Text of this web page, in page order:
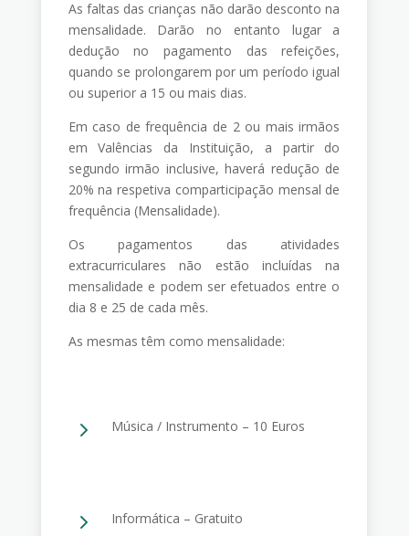
As faltas das crianças não darão desconto na
mensalidade. Darão no entanto lugar a
dedução no pagamento das refeições,
quando se prolongarem por um período igual
ou superior a 15 ou mais dias.
Em caso de frequência de 2 ou mais irmãos
em Valências da Instituição, a partir do
segundo irmão inclusive, haverá redução de
20% na respetiva comparticipação mensal de
frequência (Mensalidade).
Os pagamentos das atividades
extracurriculares não estão incluídas na
mensalidade e podem ser efetuados entre o
dia 8 e 25 de cada mês.
As mesmas têm como mensalidade:
5 Música / Instrumento – 10 Euros
5 Informática – Gratuito